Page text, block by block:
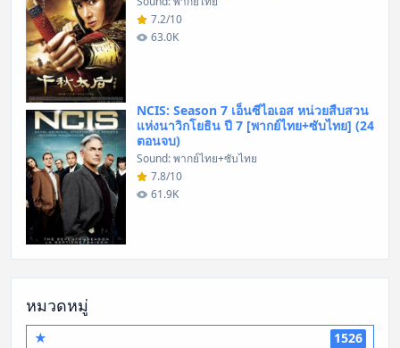
7.2/10
63.0K
NCIS: Season 7 เอ็นซีไอเอส หน่วยสืบสวน
แห่งนาวิกโยธิน ปี 7 [พากย์ไทย+ซับไทย] (24
ตอนจบ)
Sound: พากย์ไทย+ซับไทย
7.8/10
61.9K
หมวดหมู่
★
1526